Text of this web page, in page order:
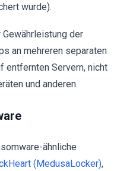
wurde).
der
an mehreren separaten
entfernten Servern, nicht
und anderen.
ähnliche
(MedusaLocker),